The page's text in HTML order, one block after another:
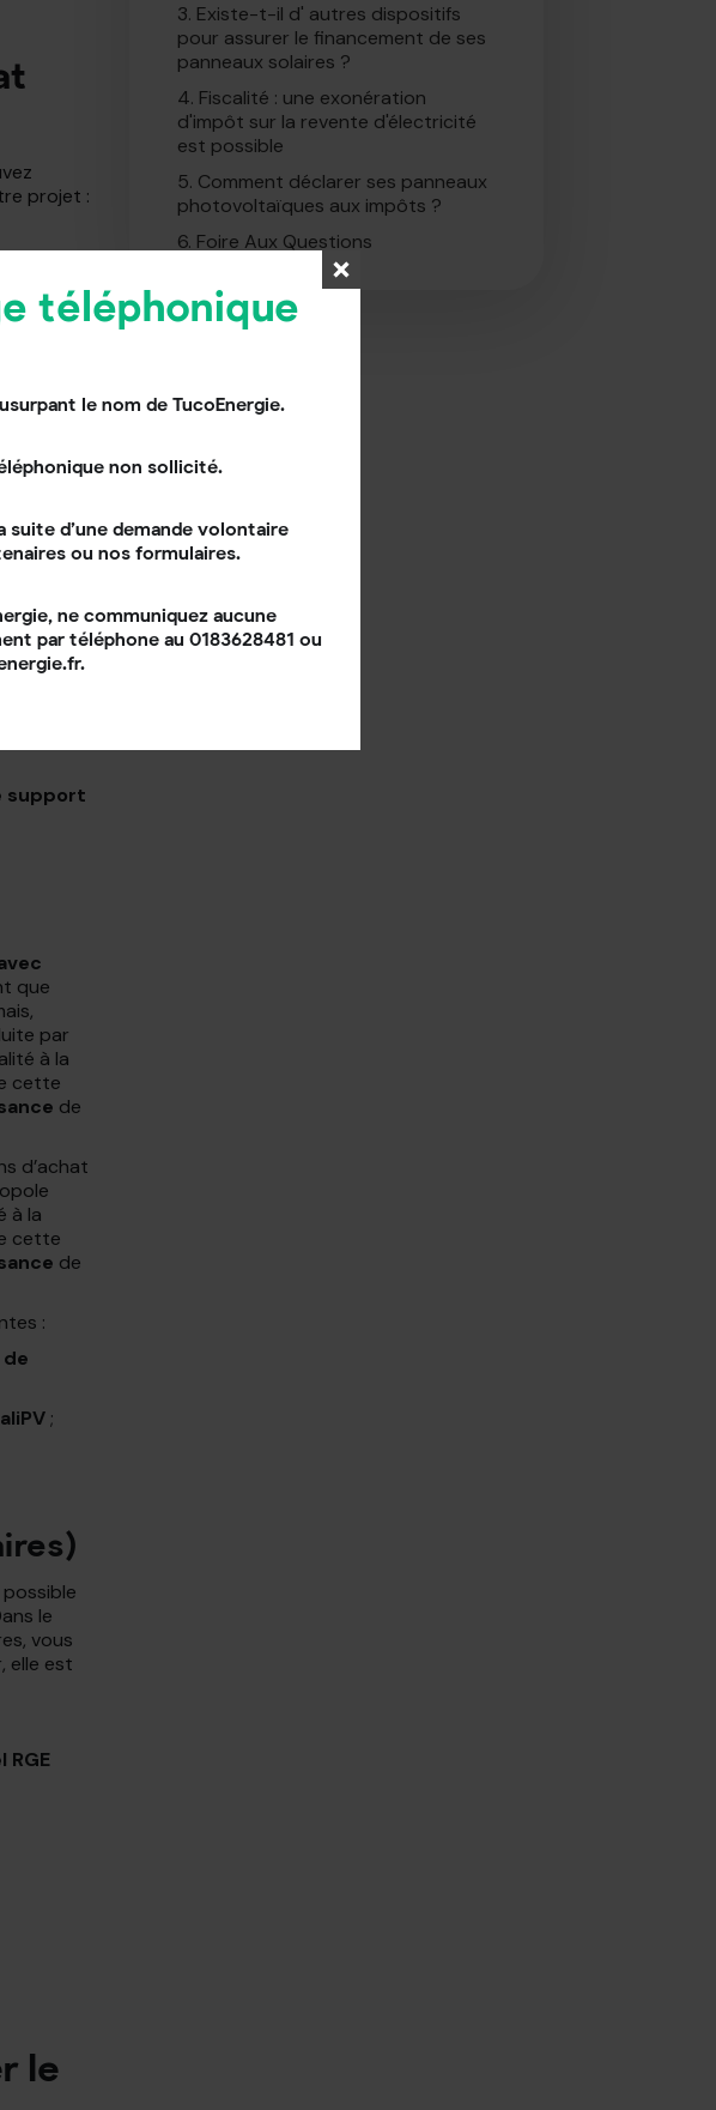
projet :
EDF OA
support
que
par
à la
cette
de
d’achat
à la
cette
de
:
;
le
vous
elle est
RGE
le
3. Existe-t-il d' autres dispositifs
pour assurer le financement de ses
panneaux solaires ?
4. Fiscalité : une exonération
d'impôt sur la revente d'électricité
est possible
5. Comment déclarer ses panneaux
photovoltaïques aux impôts ?
6. Foire Aux Questions
téléphonique
le nom de TucoEnergie.
non sollicité.
d’une demande volontaire
ou nos formulaires.
ne communiquez aucune
par téléphone au 0183628481 ou